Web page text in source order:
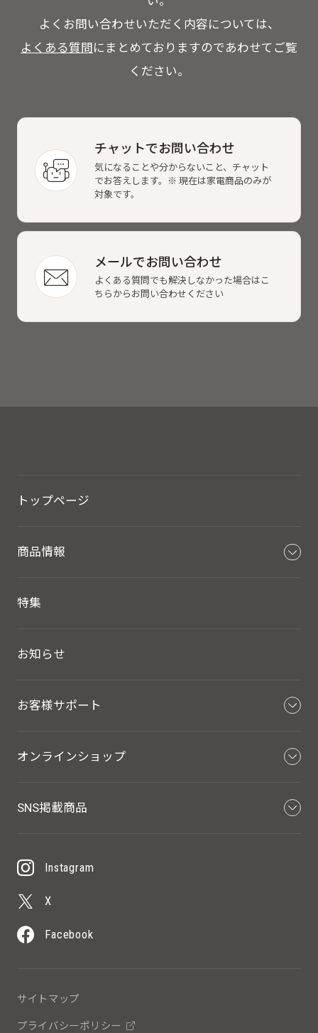
よくお問い合わせいただく内容については、
よくある質問 にまとめておりますのであわせてご覧
ください。
チャットでお問い合わせ
気になることや分からないこと、チャット
でお答えします。※ 現在は家電商品のみが
対象です。
メールでお問い合わせ
よくある質問でも解決しなかった場合はこ
ちらからお問い合わせください
トップページ
商品情報
特集
お知らせ
お客様サポート
オンラインショップ
SNS掲載商品
Instagram
X
Facebook
サイトマップ
プライバシーポリシー